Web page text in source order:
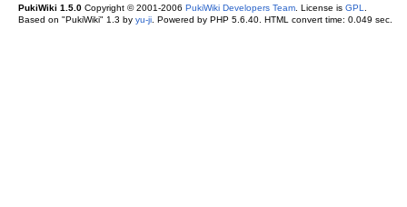
PukiWiki 1.5.0Copyright © 2001-2006 PukiWiki Developers Team. License is GPL.
Based on "PukiWiki" 1.3 by yu-ji. Powered by PHP 5.6.40. HTML convert time: 0.049 sec.